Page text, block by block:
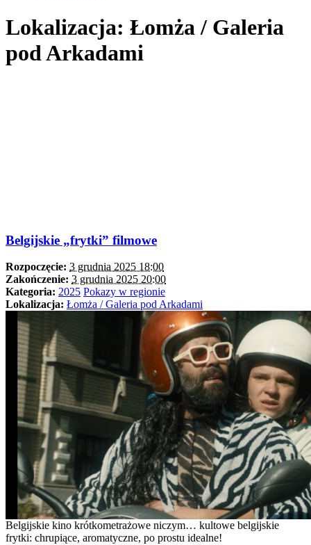
Lokalizacja: Łomża / Galeria
pod Arkadami
Belgijskie „frytki” filmowe
Rozpoczęcie: 3 grudnia 2025 18:00
Zakończenie: 3 grudnia 2025 20:00
Kategoria: 2025 Pokazy w regionie
Lokalizacja: Łomża / Galeria pod Arkadami
Belgijskie kino krótkometrażowe niczym… kultowe belgijskie
frytki: chrupiące, aromatyczne, po prostu idealne!